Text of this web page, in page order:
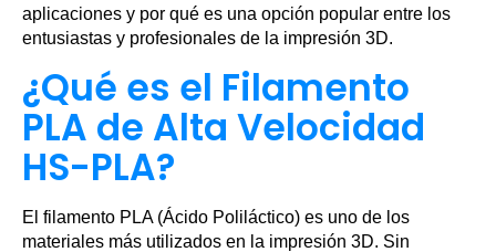
aplicaciones y por qué es una opción popular entre los
entusiastas y profesionales de la impresión 3D.
¿Qué es el Filamento
PLA de Alta Velocidad
HS-PLA?
El filamento PLA (Ácido Poliláctico) es uno de los
materiales más utilizados en la impresión 3D. Sin